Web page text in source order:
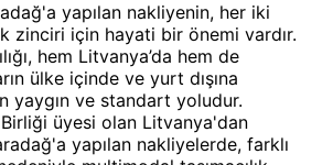
yapılan nakliyenin, her iki
zinciri için hayati bir önemi vardır.
hem Litvanya’da hem de
ülke içinde ve yurt dışına
yaygın ve standart yoludur.
üyesi olan Litvanya'dan
yapılan nakliyelerde, farklı